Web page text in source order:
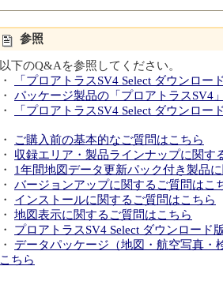
参照
以下のQ&Aを参照してください。
・
「プロアトラスSV4 Select ダウンロ
・ パッケージ製品の「プロアトラスSV4
・
「プロアトラスSV4 Select ダウンロ
・
ご購入前の基本的なご質問はこちら
・ 収録エリア・製品ラインナップに関す
・ 1年間地図データ更新パック付き製品
・ バージョンアップに関するご質問はこ
・ インストールに関するご質問はこちら
・ 地図表示に関するご質問はこちら
・ プロアトラスSV4 Select ダウンロード
・ データパッケージ（地図・航空写真
こちら